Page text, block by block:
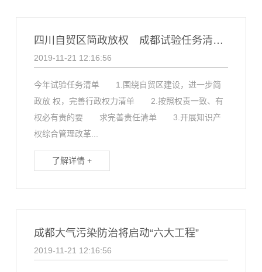
四川自贸区简政放权 成都试验任务清单出炉
2019-11-21 12:16:56
今年试验任务清单 1.围绕自贸区建设，进一步简
政放 权，完善行政权力清单 2.按照权责一致、有
权必有责的要 求完善责任清单 3.开展知识产
权综合管理改革...
了解详情 +
成都大气污染防治将启动“六大工程”
2019-11-21 12:16:56